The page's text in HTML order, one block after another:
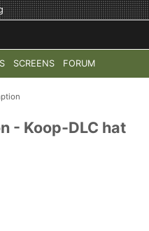
SCREENS FORUM
4 HALO:
- Koop-DLC hat